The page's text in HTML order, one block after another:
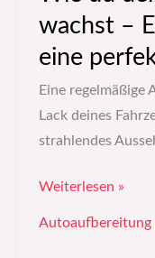
wachst –
eine
Eine regelmäßige
Lack deines
strahlendes
Autopflege
Weiterlesen »
Autoaufbereitung